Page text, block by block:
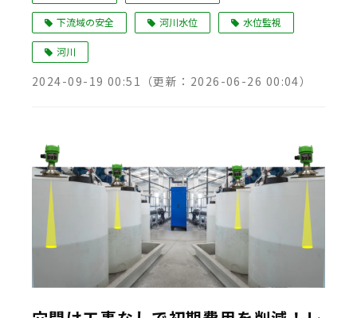
下流域の安全 河川水位 水位監視
河川
2024-09-19 00:51 （更新： 2026-06-26 00:04）